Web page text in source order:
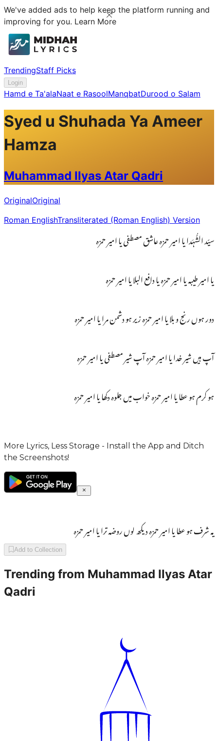
We've added ads to help keep the platform running and
improving for you. Learn More
TrendingStaff Picks
Login
Hamd e Ta'alaNaat e RasoolManqbatDurood o Salam
Syed u Shuhada Ya Ameer
Hamza
Muhammad Ilyas Atar Qadri
OriginalOriginal
Roman EnglishTransliterated (Roman English) Version
سیّد الشُّہَدا یا امیر حمزہ عاشق مصطفی یا امیر حمزہ
یا امیر طیبہ یا امیر حمزہ یا دافع البلا یا امیر حمزہ
دور ہوں رنج و بلا یا امیر حمزہ زیر ہو دشمن مرا یا امیر حمزہ
آپ ہیں شیر خدا یا امیر حمزہ آپ شیر مصطفی یا امیر حمزہ
ہو کرم ہو عطا یا امیر حمزہ خواب میں جلوہ دکھا یا امیر حمزہ
More Lyrics, Less Storage - Install the App and Ditch
the Screenshots!
یہ شرف ہو عطا یا امیر حمزہ دیکھ لوں روضہ ترا یا امیر حمزہ
Add to Collection
Trending from Muhammad Ilyas Atar
Qadri